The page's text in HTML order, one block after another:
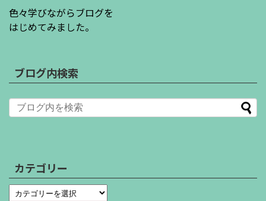
色々学びながらブログを
はじめてみました。
ブログ内検索
カテゴリー